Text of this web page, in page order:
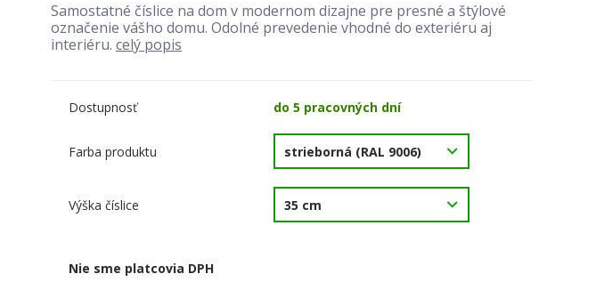
Samostatné číslice na dom v modernom dizajne pre presné a štýlové
označenie vášho domu. Odolné prevedenie vhodné do exteriéru aj
interiéru. celý popis
Dostupnosť do 5 pracovných dní
Farba produktu
Výška číslice
Nie sme platcovia DPH